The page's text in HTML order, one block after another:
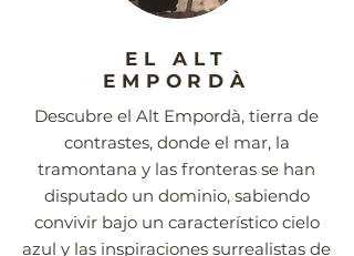
EL ALT
EMPORDÀ
Descubre el Alt Empordà, tierra de
contrastes, donde el mar, la
tramontana y las fronteras se han
disputado un dominio, sabiendo
convivir bajo un característico cielo
azul y las inspiraciones surrealistas de